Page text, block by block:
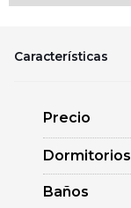
Características
Precio
Dormitorios
Baños